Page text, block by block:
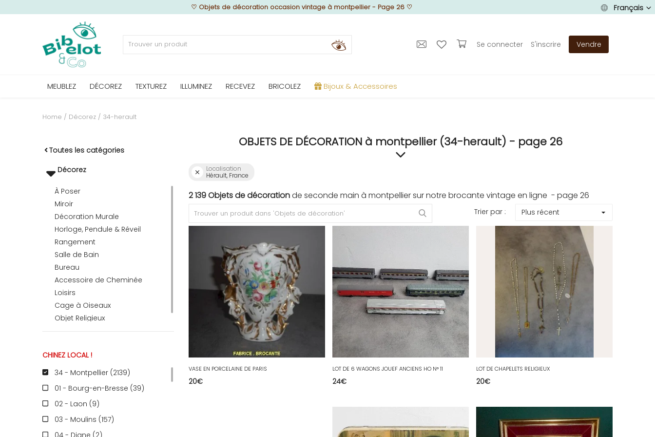
♡ Objets de décoration occasion vintage à montpellier - Page 26♡ Français
Se connecter S'inscrire Vendre
MEUBLEZ DÉCOREZ TEXTUREZ ILLUMINEZ RECEVEZ BRICOLEZ Bijoux & Accessoires
Bijoux & Accessoires
Français
Home Décorez 34-herault
Toutes les catégories
Décorez
À Poser
Miroir
Décoration Murale
Horloge, Pendule & Réveil
Rangement
Salle de Bain
Bureau
Accessoire de Cheminée
Loisirs
Cage à Oiseaux
Objet Religieux
CHINEZ LOCAL !
34 - Montpellier (2139)
01 - Bourg-en-Bresse (39)
02 - Laon (9)
03 - Moulins (157)
04 - Digne (2)
OBJETS DE DÉCORATION à montpellier (34-herault) - page 26
Localisation
Hérault, France
2 139 Objets de décorationde seconde main à montpellier sur notre brocante vintage en ligne - page 26
Trier par : Plus récent
VASE EN PORCELAINE DE PARIS
20€
LOT DE 6 WAGONS JOUEF ANCIENS HO N° 11
24€
LOT DE CHAPELETS RELIGIEUX
20€